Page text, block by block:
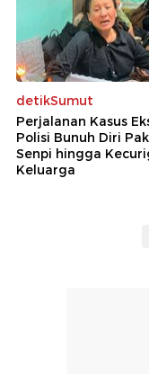
detikSumut
Perjalanan Kasus
Polisi Bunuh Diri
Senpi hingga
Keluarga